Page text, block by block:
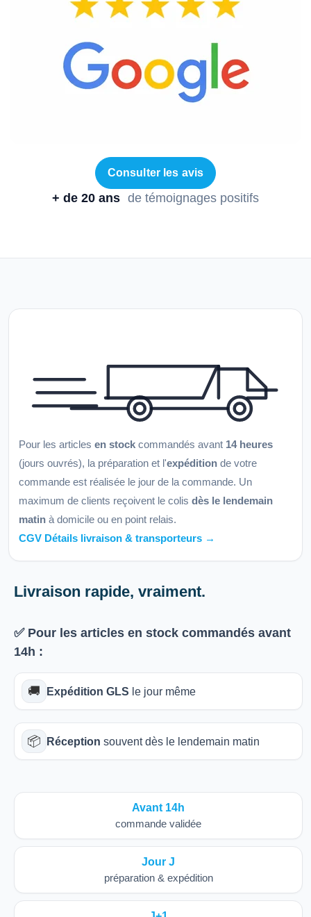
Consulter les avis
+ de 20 ans de témoignages positifs
Pour les articles en stock commandés avant 14 heures
(jours ouvrés), la préparation et l'expédition de votre
commande est réalisée le jour de la commande. Un
maximum de clients reçoivent le colis dès le lendemain
matin à domicile ou en point relais.
CGV Détails livraison & transporteurs →
Livraison rapide, vraiment.
✅ Pour les articles en stock commandés avant
14h :
🚚 Expédition GLS le jour même
📦 Réception souvent dès le lendemain matin
Avant 14h
commande validée
Jour J
préparation & expédition